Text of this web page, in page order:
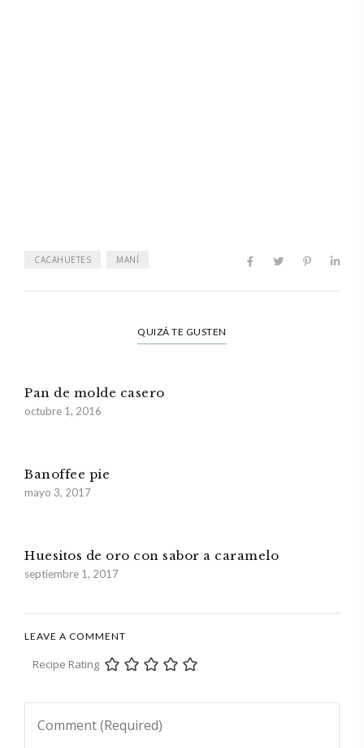
CACAHUETES MANÍ
QUIZÁ TE GUSTEN
Pan de molde casero
octubre 1, 2016
Banoffee pie
mayo 3, 2017
Huesitos de oro con sabor a caramelo
septiembre 1, 2017
LEAVE A COMMENT
Recipe Rating